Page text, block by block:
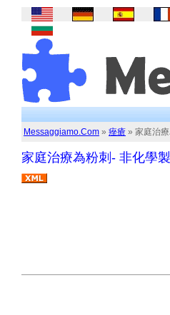
Messaggiamo.Com » 痤瘡 » 家庭治
家庭治療為粉刺- 非化學